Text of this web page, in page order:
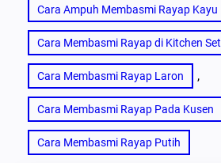
Cara Ampuh Membasmi Rayap Kayu
Cara Membasmi Rayap di Kitchen Set
Cara Membasmi Rayap Laron ,
Cara Membasmi Rayap Pada Kusen
Cara Membasmi Rayap Putih